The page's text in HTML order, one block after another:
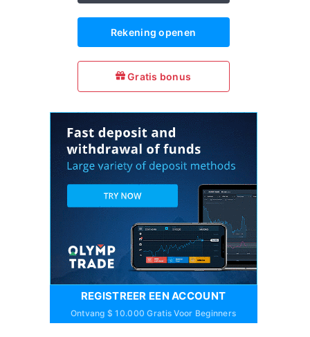
Rekening openen
Gratis bonus
REGISTREER EEN ACCOUNT
Ontvang $ 10.000 Gratis Voor Beginners